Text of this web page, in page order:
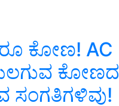
ಕೋಣ! AC
ಕೋಣದ
ಸಂಗತಿಗಳಿವು!